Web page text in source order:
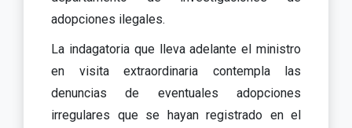
adopciones ilegales.
La indagatoria que lleva adelante el ministro
en visita extraordinaria contempla las
denuncias de eventuales adopciones
irregulares que se hayan registrado en el